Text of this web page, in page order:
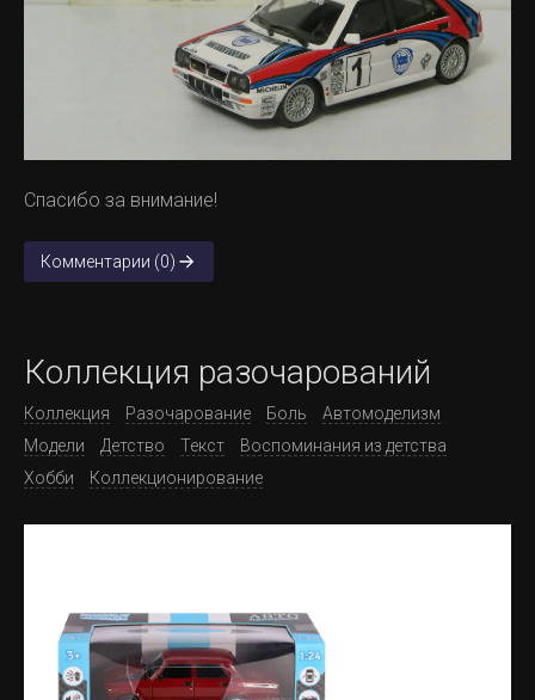
Спасибо за внимание!
Комментарии (0)
Коллекция разочарований
Коллекция Разочарование Боль
Автомоделизм
Модели
Детство Текст
Воспоминания из детства
Хобби
Коллекционирование